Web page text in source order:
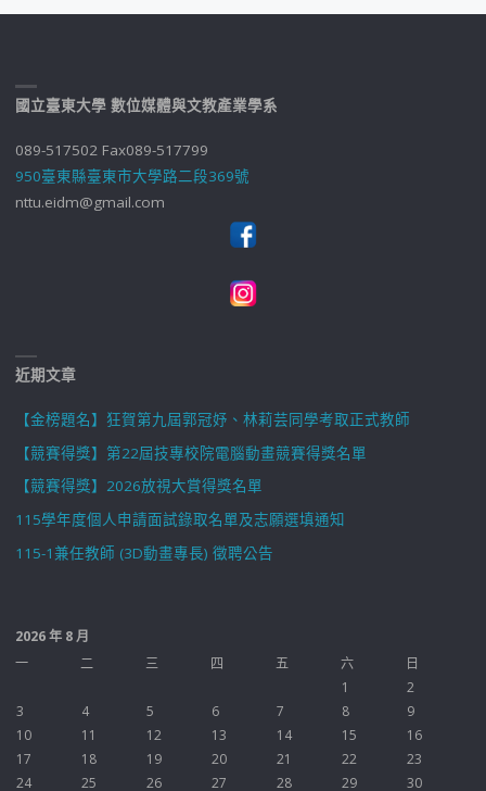
國立臺東大學 數位媒體與文教產業學系
089-517502 Fax089-517799
950臺東縣臺東市大學路二段369號
nttu.eidm@gmail.com
近期文章
【金榜題名】狂賀第九屆郭冠妤、林莉芸同學考取正式教師
【競賽得獎】第22屆技專校院電腦動畫競賽得獎名單
【競賽得獎】2026放視大賞得獎名單
115學年度個人申請面試錄取名單及志願選填通知
115-1兼任教師 (3D動畫專長) 徵聘公告
2026 年 8 月
一
二 三 四 五 六
日
1
2
3
4 5 6 7 8
9
10
11 12 13 14 15
16
17
18 19 20 21 22
23
24
25 26 27 28 29 30